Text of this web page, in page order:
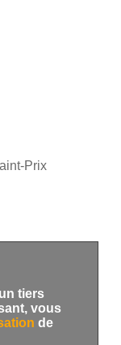
Prix
tiers
vous
de